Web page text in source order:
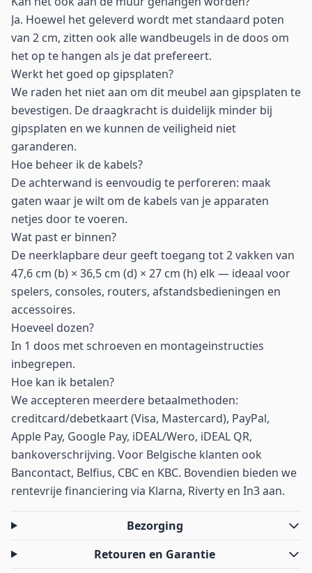
Ja. Hoewel het geleverd wordt met standaard poten
van 2 cm, zitten ook alle wandbeugels in de doos om
het op te hangen als je dat prefereert.
Werkt het goed op gipsplaten?
We raden het niet aan om dit meubel aan gipsplaten te
bevestigen. De draagkracht is duidelijk minder bij
gipsplaten en we kunnen de veiligheid niet
garanderen.
Hoe beheer ik de kabels?
De achterwand is eenvoudig te perforeren: maak
gaten waar je wilt om de kabels van je apparaten
netjes door te voeren.
Wat past er binnen?
De neerklapbare deur geeft toegang tot 2 vakken van
47,6 cm (b) × 36,5 cm (d) × 27 cm (h) elk — ideaal voor
spelers, consoles, routers, afstandsbedieningen en
accessoires.
Hoeveel dozen?
In 1 doos met schroeven en montageinstructies
inbegrepen.
Hoe kan ik betalen?
We accepteren meerdere betaalmethoden:
creditcard/debetkaart (Visa, Mastercard), PayPal,
Apple Pay, Google Pay, iDEAL/Wero, iDEAL QR,
bankoverschrijving. Voor Belgische klanten ook
Bancontact, Belfius, CBC en KBC. Bovendien bieden we
rentevrije financiering via Klarna, Riverty en In3 aan.
Bezorging
Retouren en Garantie